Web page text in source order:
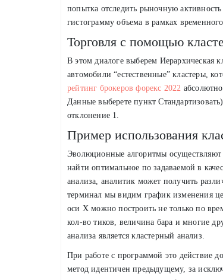
попытка отследить рыночную
гистограмму объема в рамках
Торговля с помощью
В этом диалоге выберем
автомобили “естественные” кластеры,
рейтинг брокеров форекс 2022
Данные выберете пункт
отклонение 1.
Пример использования
Эволюционные алгоритмы
найти оптимальное по задаваемой в
анализа, аналитик может получить
терминал мы видим график изменения
оси Х можно построить не только по
кол-во тиков, величина бара и многие
анализа является кластерный анализ.
При работе с программой это действие
метод идентичен предыдущему, за